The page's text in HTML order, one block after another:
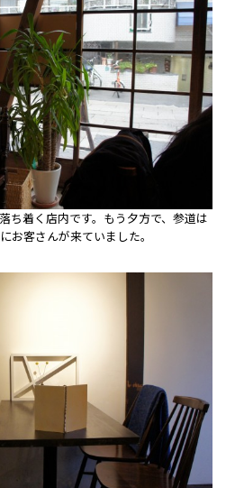
ち着く店内です。もう夕方で、参道は
お客さんが来ていました。